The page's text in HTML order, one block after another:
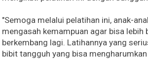
"Semoga melalui pelatihan ini, anak-
mengasah kemampuan agar bisa lebih
berkembang lagi. Latihannya yang
bibit tangguh yang bisa